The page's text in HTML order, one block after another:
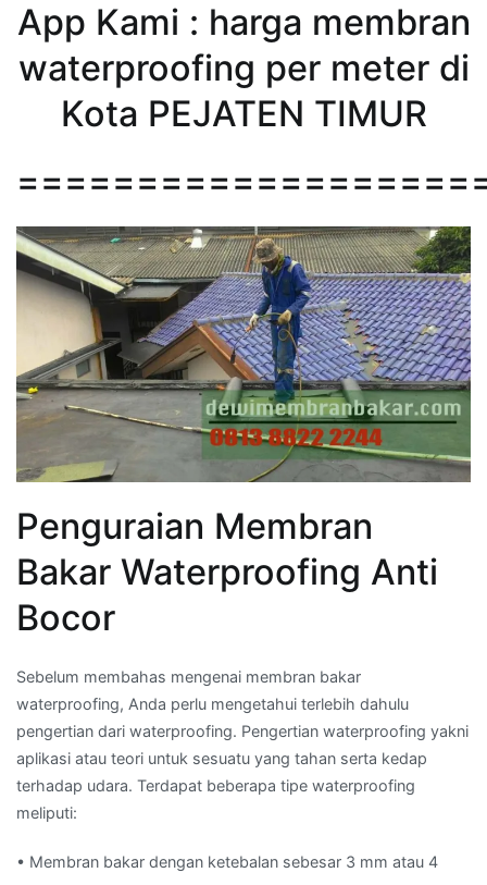
App Kami : harga membran
waterproofing per meter di
Kota PEJATEN TIMUR
Penguraian Membran
Bakar Waterproofing Anti
Bocor
Sebelum membahas mengenai membran bakar
waterproofing, Anda perlu mengetahui terlebih dahulu
pengertian dari waterproofing. Pengertian waterproofing yakni
aplikasi atau teori untuk sesuatu yang tahan serta kedap
terhadap udara. Terdapat beberapa tipe waterproofing
meliputi:
• Membran bakar dengan ketebalan sebesar 3 mm atau 4